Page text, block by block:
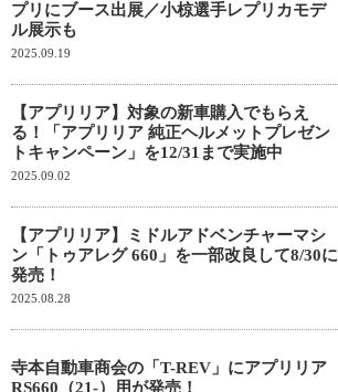
プリにブース出展／小椋選手レプリカモデ
ル展示も
2025.09.19
【アプリリア】対象の新車購入でもらえ
る！「アプリリア 純正ヘルメットプレゼン
トキャンペーン」を12/31まで実施中
2025.09.02
【アプリリア】ミドルアドベンチャーマシ
ン「トゥアレグ 660」を一部改良して8/30に
発売！
2025.08.28
寺本自動車商会の「T-REV」にアプリリア
RS660（21-）用が発売！